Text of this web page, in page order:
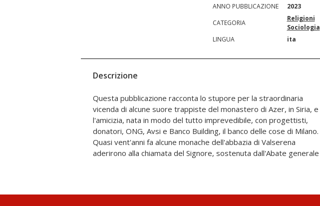
ANNO PUBBLICAZIONE
2023
CATEGORIA
Religioni
Sociologia
LINGUA
ita
Descrizione
Questa pubblicazione racconta lo stupore per la straordinaria
vicenda di alcune suore trappiste del monastero di Azer, in Siria, e
l'amicizia, nata in modo del tutto imprevedibile, con progettisti,
donatori, ONG, Avsi e Banco Building, il banco delle cose di Milano.
Quasi vent'anni fa alcune monache dell'abbazia di Valserena
aderirono alla chiamata del Signore, sostenuta dall'Abate generale
dell'Ordine, di dare vita a un monastero che raccogliesse l'eredità
dei monaci di Tibhirine. Sono così approdate in Siria, una terra
percorsa da Pietro e Paolo, dove nei primi secoli dell'età cristiana
era nata l'esperienza monastica, una regione che all'alba del Terzo
Millennio era esempio di pacifica convivenza fra genti e religioni